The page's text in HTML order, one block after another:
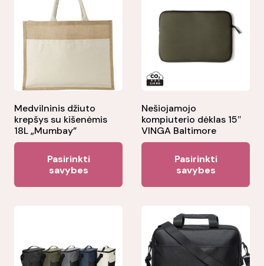
Medvilninis džiuto
krepšys su kišenėmis
18L „Mumbay”
Pasirinkti
savybes
This
has
options
Nešiojamojo
kompiuterio dėklas 15″
VINGA Baltimore
Pasirinkti
savybes
has